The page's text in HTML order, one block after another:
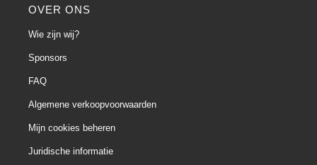
OVER ONS
Wie zijn wij?
Sponsors
FAQ
Algemene verkoopvoorwaarden
Mijn cookies beheren
Juridische informatie